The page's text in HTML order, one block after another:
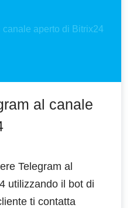
al canale
Telegram al
utilizzando il bot di
ti contatta